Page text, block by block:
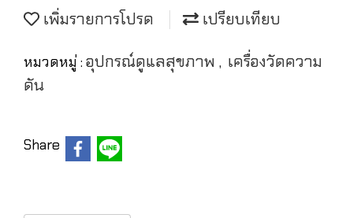
เพิ่มรายการโปรด เปรียบเทียบ
หมวดหมู่ : อุปกรณ์ดูแลสุขภาพ , เครื่องวัดความ
ดัน
Share